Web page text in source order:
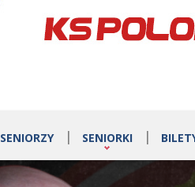
SENIORZY SENIORKI